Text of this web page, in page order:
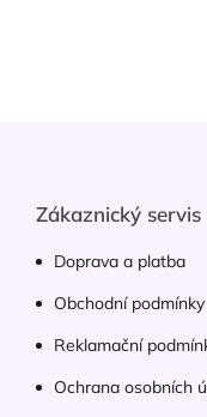
Zákaznický servis
Doprava a platba
Obchodní podmínky
Reklamační
Ochrana osobních